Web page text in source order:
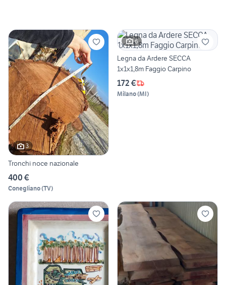
3
Tronchi noce nazionale
400 €
Conegliano(TV)
6
Legna da Ardere SECCA
1x1x1,8m Faggio Carpino
172 €
Milano(MI)